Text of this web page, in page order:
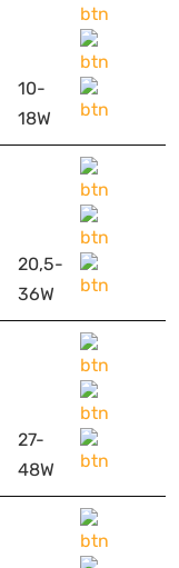
10-
18W
20,5-
36W
27-
48W